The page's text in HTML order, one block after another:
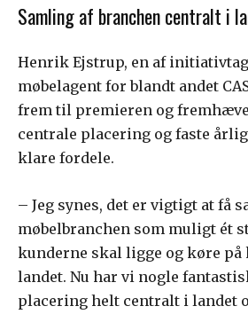
Samling af branchen centralt i
Henrik Ejstrup, en af
møbelagent for blandt andet
frem til premieren og
centrale placering og faste
klare fordele.
– Jeg synes, det er vigtigt at få
møbelbranchen som muligt ét
kunderne skal ligge og køre
landet. Nu har vi nogle
placering helt centralt i landet